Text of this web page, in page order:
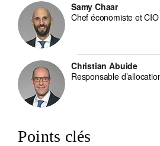
Samy Chaar
Chef économiste et
Christian Abuide
Responsable
Points clés